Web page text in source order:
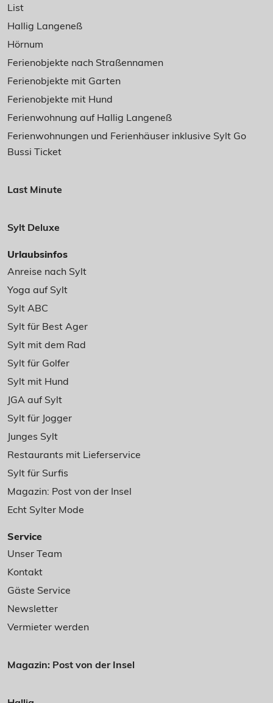
List
Hallig Langeneß
Hörnum
Ferienobjekte nach Straßennamen
Ferienobjekte mit Garten
Ferienobjekte mit Hund
Ferienwohnung auf Hallig Langeneß
Ferienwohnungen und Ferienhäuser inklusive Sylt Go
Bussi Ticket
Last Minute
Sylt Deluxe
Urlaubsinfos
Anreise nach Sylt
Yoga auf Sylt
Sylt ABC
Sylt für Best Ager
Sylt mit dem Rad
Sylt für Golfer
Sylt mit Hund
JGA auf Sylt
Sylt für Jogger
Junges Sylt
Restaurants mit Lieferservice
Sylt für Surfis
Magazin: Post von der Insel
Echt Sylter Mode
Service
Unser Team
Kontakt
Gäste Service
Newsletter
Vermieter werden
Magazin: Post von der Insel